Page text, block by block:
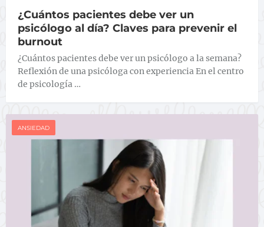
¿Cuántos pacientes debe ver un
psicólogo al día? Claves para prevenir el
burnout
¿Cuántos pacientes debe ver un psicólogo a la semana?
Reflexión de una psicóloga con experiencia En el centro
de psicología …
ANSIEDAD